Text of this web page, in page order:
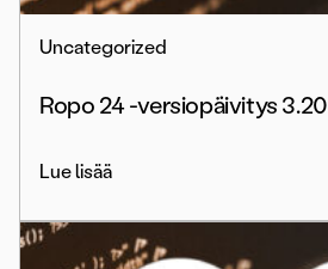
Uncategorized
Ropo 24 -versiopäivitys 3.20
Lue lisää